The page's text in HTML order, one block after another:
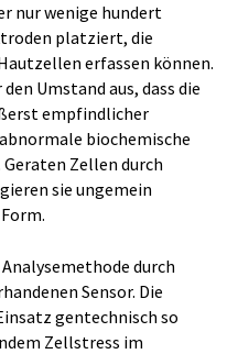
nur wenige hundert
platziert, die
erfassen können.
Umstand aus, dass die
empfindlicher
biochemische
Zellen durch
sie ungemein
durch
Sensor. Die
gentechnisch so
Zellstress im